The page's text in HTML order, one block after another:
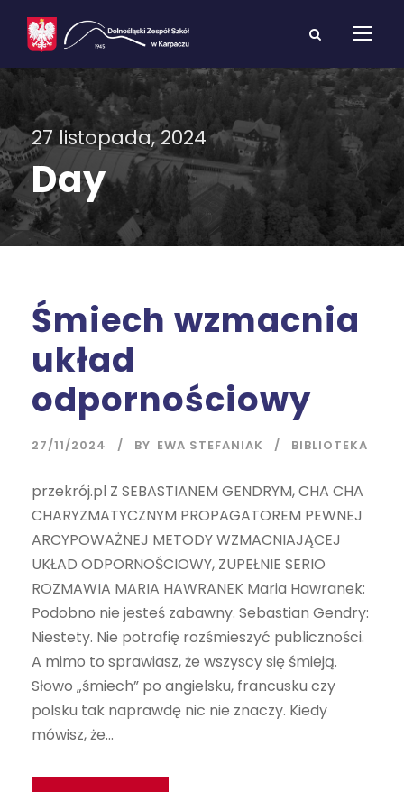
27 listopada, 2024
Day
Śmiech wzmacnia
układ
odpornościowy
27/11/2024 BY EWA STEFANIAK BIBLIOTEKA
przekrój.pl Z SEBASTIANEM GENDRYM, CHA CHA
CHARYZMATYCZNYM PROPAGATOREM PEWNEJ
ARCYPOWAŻNEJ METODY WZMACNIAJĄCEJ
UKŁAD ODPORNOŚCIOWY, ZUPEŁNIE SERIO
ROZMAWIA MARIA HAWRANEK Maria Hawranek:
Podobno nie jesteś zabawny. Sebastian Gendry:
Niestety. Nie potrafię rozśmieszyć publiczności.
A mimo to sprawiasz, że wszyscy się śmieją.
Słowo „śmiech” po angielsku, francusku czy
polsku tak naprawdę nic nie znaczy. Kiedy
mówisz, że...